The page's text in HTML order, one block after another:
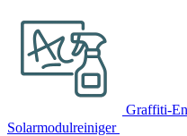
Graffiti-
Solarmodulreiniger